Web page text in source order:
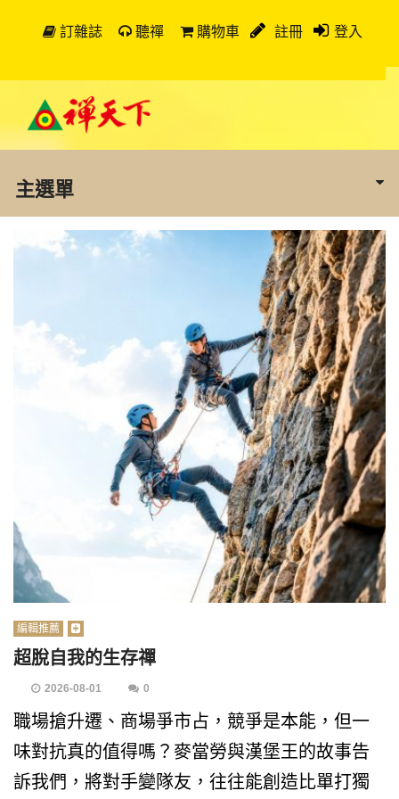
訂雜誌 聽禪 購物車 註冊 登入
主選單
編輯推薦
超脫自我的生存禪
2026-08-01 0
職場搶升遷、商場爭市占，競爭是本能，但一
味對抗真的值得嗎？麥當勞與漢堡王的故事告
訴我們，將對手變隊友，往往能創造比單打獨